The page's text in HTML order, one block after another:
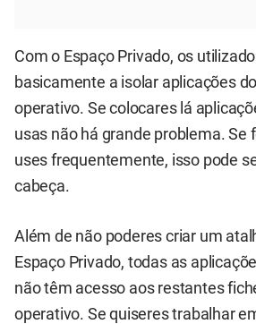
Com o Espaço Privado, os
basicamente a isolar aplicações
operativo. Se colocares lá
usas não há grande problema. Se
uses frequentemente, isso pode
cabeça.
Além de não poderes criar um
Espaço Privado, todas as
não têm acesso aos restantes
operativo. Se quiseres trabalhar